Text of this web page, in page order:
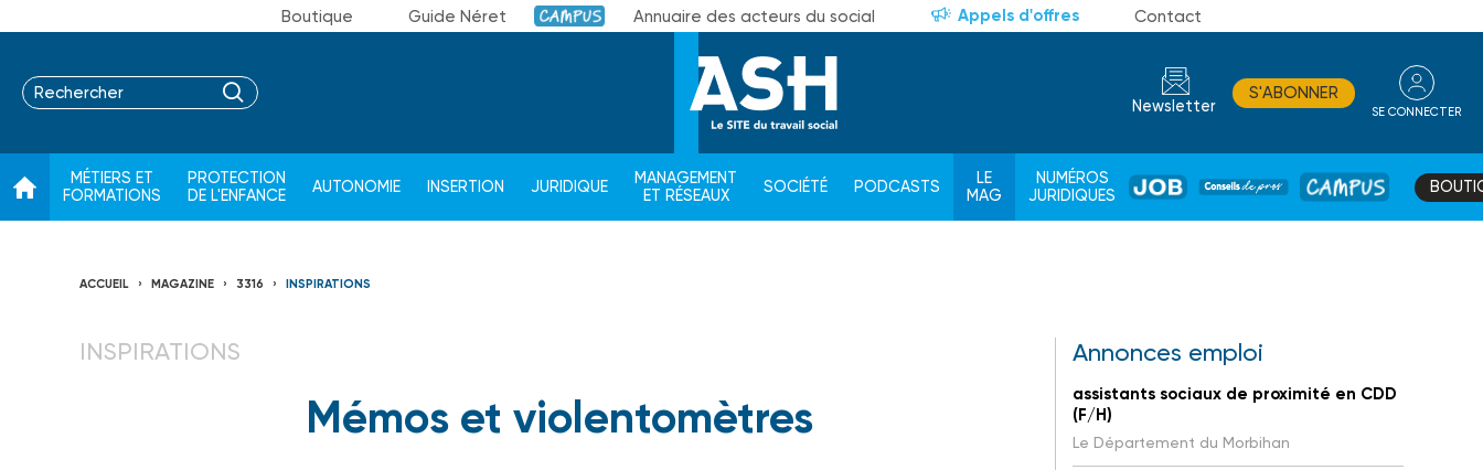
Boutique Guide Néret Campus Annuaire des acteurs du social Appels d'offres Contact
Newsletter
S'ABONNER
SE CONNECTER
MÉTIERS ET
FORMATIONS
PROTECTION
DE L'ENFANCE
AUTONOMIE INSERTION JURIDIQUE
MANAGEMENT
ET RÉSEAUX
SOCIÉTÉ PODCASTS
LE
MAG
NUMÉROS
JURIDIQUES
JOB
DE
CAMPUS
ACCUEIL MAGAZINE 3316 INSPIRATIONS
INSPIRATIONS
Mémos et violentomètres
Annonces emploi
assistants sociaux de proximité en CDD
(F/H)
Le Département du Morbihan